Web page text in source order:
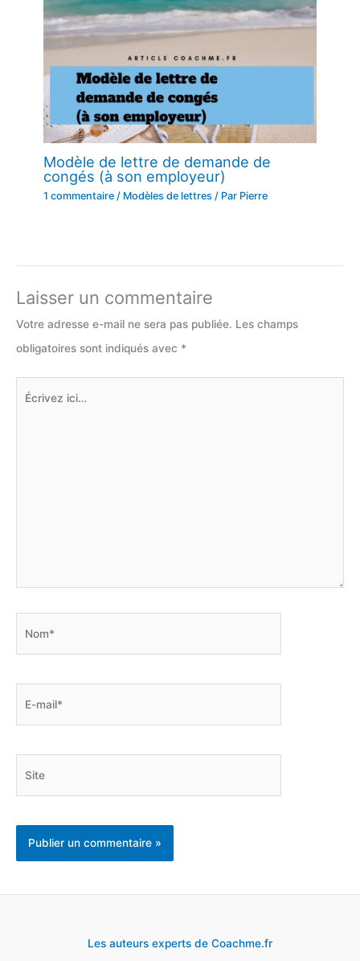
Modèle de lettre de demande de
congés (à son employeur)
1 commentaire / Modèles de lettres / Par Pierre
Laisser un commentaire
Votre adresse e-mail ne sera pas publiée. Les champs
obligatoires sont indiqués avec *
Les auteurs experts de Coachme.fr